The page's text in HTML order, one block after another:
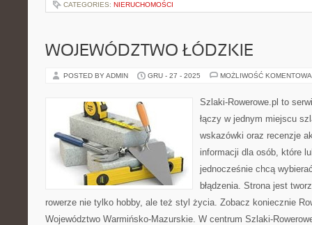
CATEGORIES: NIERUCHOMOŚCI
WOJEWÓDZTWO ŁÓDZKIE
POSTED BY ADMIN GRU - 27 - 2025 MOŻLIWOŚĆ
Szlaki-Rowerowe.pl to
łączy w jednym miejscu
wskazówki oraz recenzje
informacji dla osób, które
jednocześnie chcą
błądzenia. Strona jest
rowerze nie tylko hobby, ale też styl życia. Zobacz koniecznie
Województwo Warmińsko-Mazurskie. W centrum Szlaki-